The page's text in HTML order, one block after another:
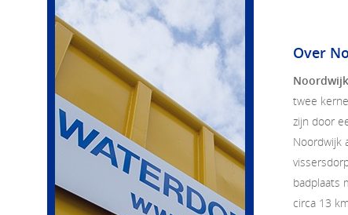
Over
Noordwijk
twee
zijn door
Noordwijk
badplaats
circa 13